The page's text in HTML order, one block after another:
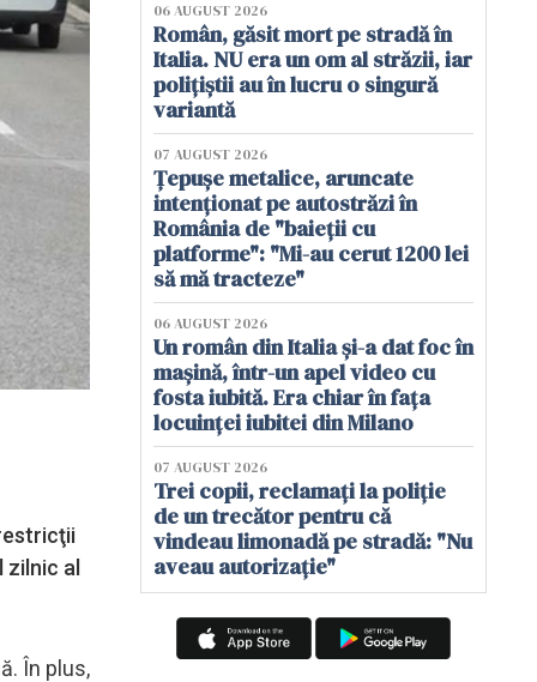
zilnic al
În plus,
06 AUGUST 2026
Român, găsit mort pe stradă în
Italia. NU era un om al străzii, iar
polițiștii au în lucru o singură
variantă
07 AUGUST 2026
Țepușe metalice, aruncate
intenționat pe autostrăzi în
România de "baieții cu
platforme": "Mi-au cerut 1200 lei
să mă tracteze"
06 AUGUST 2026
Un român din Italia și-a dat foc în
mașină, într-un apel video cu
fosta iubită. Era chiar în fața
locuinței iubitei din Milano
07 AUGUST 2026
Trei copii, reclamați la poliție
de un trecător pentru că
vindeau limonadă pe stradă: "Nu
aveau autorizație"